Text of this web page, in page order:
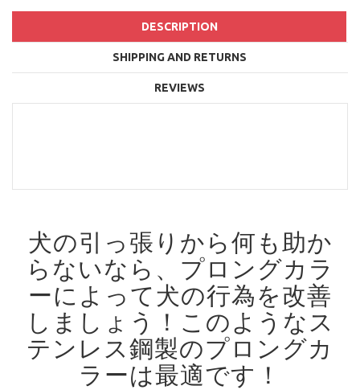
DESCRIPTION
SHIPPING AND RETURNS
REVIEWS
犬の引っ張りから何も助か
らないなら、プロングカラ
ーによって犬の行為を改善
しましょう！ このようなス
テンレス鋼製のプロングカ
ラーは最適です！